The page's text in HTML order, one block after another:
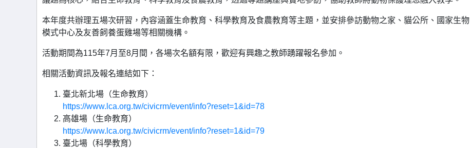
本年度共辦理五場次研習，內容涵蓋生命教育、科學教育及食農教育等主題，並安排參訪動物之家、貓公所、國家生物
模式中心及友善飼養蛋雞場等相關機構。
活動期間為115年7月至8月間，各場次名額有限，歡迎有興趣之教師踴躍報名參加。
相關活動資訊及報名連結如下：
臺北新北場（生命教育）
https://www.lca.org.tw/civicrm/event/info?reset=1&id=78
高雄場（生命教育）
https://www.lca.org.tw/civicrm/event/info?reset=1&id=79
臺北場（科學教育）